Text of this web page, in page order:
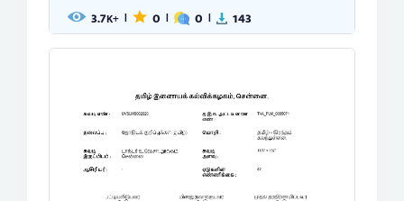
3.7K+ | 0 | 0 | 143